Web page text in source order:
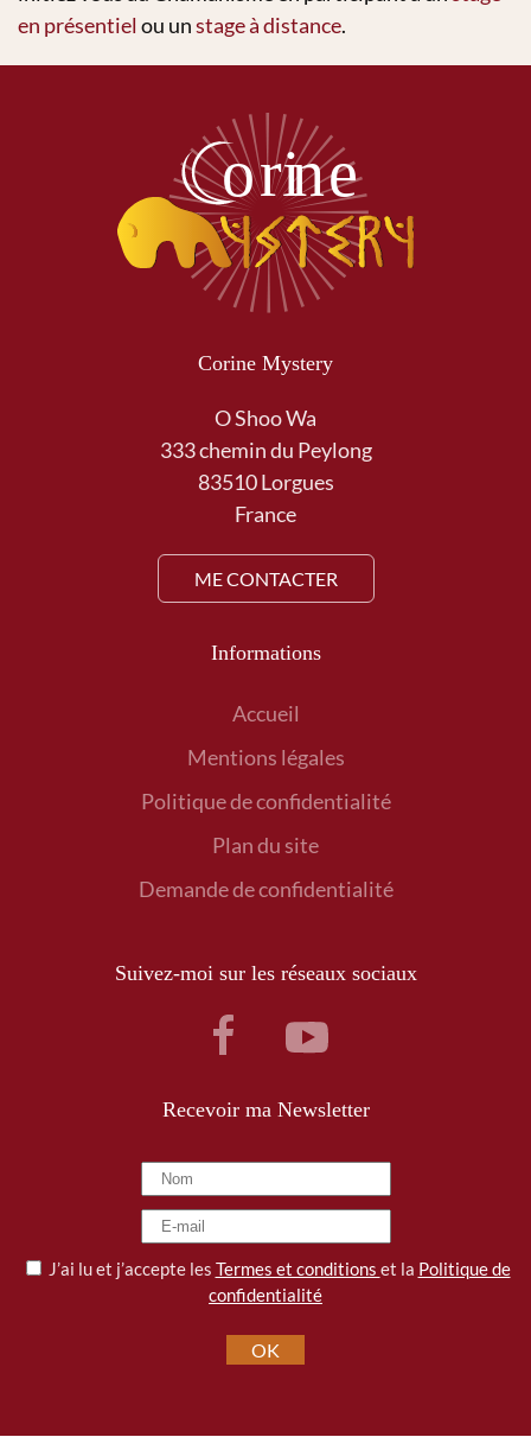
en présentiel ou unstage à distance.
Corine Mystery
O Shoo Wa
333 chemin du Peylong
83510 Lorgues
France
ME CONTACTER
Informations
Accueil
Mentions légales
Politique de confidentialité
Plan du site
Demande de confidentialité
Suivez-moi sur les réseaux sociaux
Recevoir ma Newsletter
J’ai lu et j’accepte les Termes et conditions et la Politique de
confidentialité
OK